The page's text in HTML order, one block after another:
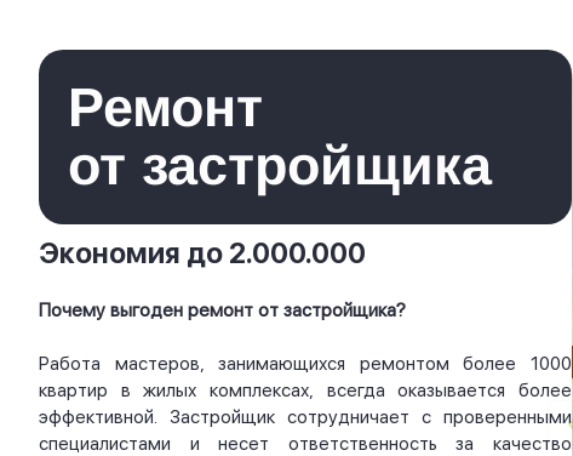
Ремонт
от застройщика
Экономия до 2.000.000
Почему выгоден ремонт от застройщика?
Работа мастеров, занимающихся ремонтом более 1000
квартир в жилых комплексах, всегда оказывается более
эффективной. Застройщик сотрудничает с проверенными
специалистами и несет ответственность за качество